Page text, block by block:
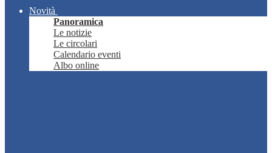
Novità
Panoramica
Le notizie
Le circolari
Calendario eventi
Albo online